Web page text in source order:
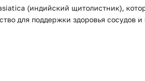
(индийский щитолистник),
для поддержки здоровья сосудов